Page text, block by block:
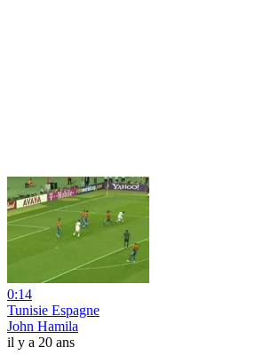
0:14
Tunisie Espagne
John Hamila
il y a 20 ans